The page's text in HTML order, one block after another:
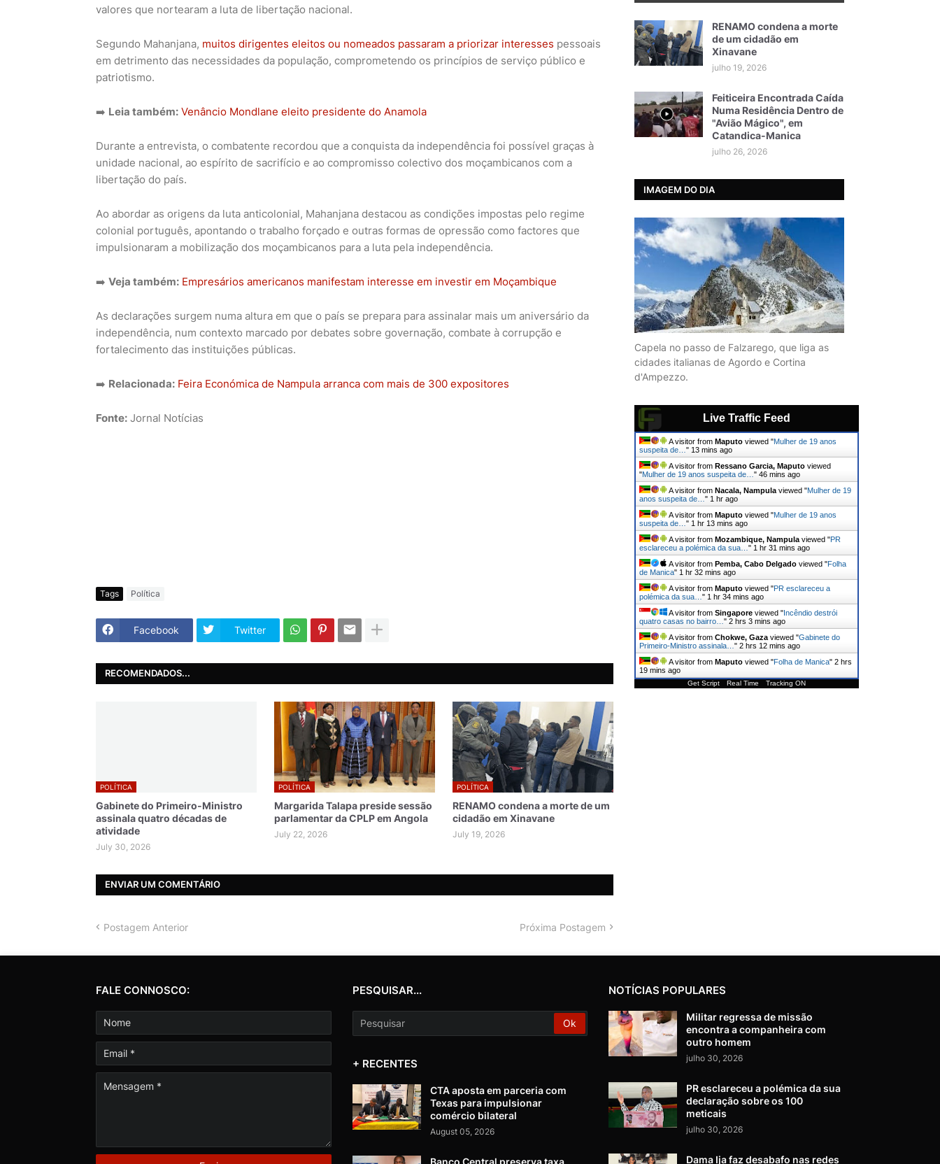
valores que nortearam a luta de libertação nacional.
Segundo Mahanjana, muitos dirigentes eleitos ou nomeados passaram a priorizar interesses pessoais
em detrimento das necessidades da população, comprometendo os princípios de serviço público e
patriotismo.
➡️ Leia também: Venâncio Mondlane eleito presidente do Anamola
Durante a entrevista, o combatente recordou que a conquista da independência foi possível graças à
unidade nacional, ao espírito de sacrifício e ao compromisso colectivo dos moçambicanos com a
libertação do país.
Ao abordar as origens da luta anticolonial, Mahanjana destacou as condições impostas pelo regime
colonial português, apontando o trabalho forçado e outras formas de opressão como factores que
impulsionaram a mobilização dos moçambicanos para a luta pela independência.
➡️ Veja também: Empresários americanos manifestam interesse em investir em Moçambique
As declarações surgem numa altura em que o país se prepara para assinalar mais um aniversário da
independência, num contexto marcado por debates sobre governação, combate à corrupção e
fortalecimento das instituições públicas.
➡️ Relacionada: Feira Económica de Nampula arranca com mais de 300 expositores
Fonte: Jornal Notícias
Tags Política
Facebook Twitter
RECOMENDADOS...
POLÍTICA
Gabinete do Primeiro-Ministro
assinala quatro décadas de
atividade
July 30, 2026
POLÍTICA
Margarida Talapa preside sessão
parlamentar da CPLP em Angola
July 22, 2026
POLÍTICA
RENAMO condena a morte de um
cidadão em Xinavane
July 19, 2026
ENVIAR UM COMENTÁRIO
Postagem Anterior Próxima Postagem
RENAMO condena a morte
de um cidadão em
Xinavane
julho 19, 2026
Feiticeira Encontrada Caída
Numa Residência Dentro de
"Avião Mágico", em
Catandica-Manica
julho 26, 2026
IMAGEM DO DIA
Capela no passo de Falzarego, que liga as
cidades italianas de Agordo e Cortina
d'Ampezzo.
Live Traffic Feed
A visitor from Maputo viewed "Mulher de 19 anos
suspeita de… " 13 mins ago
A visitor from Ressano Garcia, Maputo viewed
"Mulher de 19 anos suspeita de… " 46 mins ago
A visitor from Nacala, Nampula viewed "Mulher de 19
anos suspeita de… " 1 hr ago
A visitor from Maputo viewed "Mulher de 19 anos
suspeita de… " 1 hr 13 mins ago
A visitor from Mozambique, Nampula viewed "PR
esclareceu a polémica da sua… " 1 hr 31 mins ago
A visitor from Pemba, Cabo Delgado viewed "Folha
de Manica" 1 hr 32 mins ago
A visitor from Maputo viewed "PR esclareceu a
polémica da sua… " 1 hr 34 mins ago
A visitor from Singapore viewed "Incêndio destrói
quatro casas no bairro… " 2 hrs 3 mins ago
A visitor from Chokwe, Gaza viewed "Gabinete do
Primeiro-Ministro assinala… " 2 hrs 12 mins ago
A visitor from Maputo viewed "Folha de Manica" 2 hrs
19 mins ago
Get Script Real Time Tracking ON
FALE CONNOSCO: PESQUISAR...
+ RECENTES
CTA aposta em parceria com
Texas para impulsionar
comércio bilateral
August 05, 2026
Banco Central preserva taxa
NOTÍCIAS POPULARES
Militar regressa de missão
encontra a companheira com
outro homem
julho 30, 2026
PR esclareceu a polémica da sua
declaração sobre os 100
meticais
julho 30, 2026
Dama Ija faz desabafo nas redes